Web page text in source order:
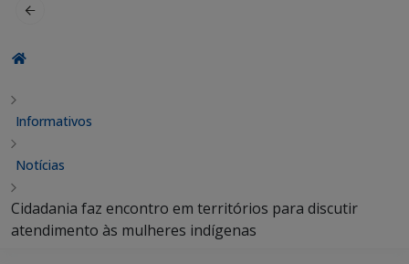
Informativos
Notícias
Cidadania faz encontro em territórios para discutir
atendimento às mulheres indígenas